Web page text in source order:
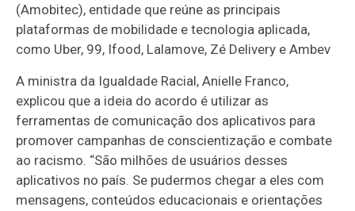
(Amobitec), entidade que reúne as principais
plataformas de mobilidade e tecnologia aplicada,
como Uber, 99, Ifood, Lalamove, Zé Delivery e Ambev
A ministra da Igualdade Racial, Anielle Franco,
explicou que a ideia do acordo é utilizar as
ferramentas de comunicação dos aplicativos para
promover campanhas de conscientização e combate
ao racismo. “São milhões de usuários desses
aplicativos no país. Se pudermos chegar a eles com
mensagens, conteúdos educacionais e orientações